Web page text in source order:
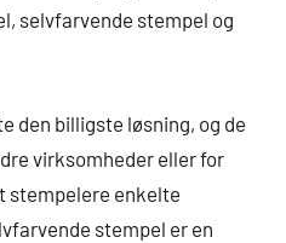
selvfarvende stempel og
den billigste løsning, og de
virksomheder eller for
stempelere enkelte
stempel er en